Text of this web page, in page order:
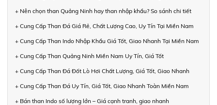
+ Nên chọn than Quảng Ninh hay than nhập khẩu? So sánh chi tiết
+ Cung Cấp Than Đá Giá Rẻ, Chất Lượng Cao, Uy Tín Tại Miền Nam
+ Cung Cấp Than Indo Nhập Khẩu Giá Tốt, Giao Nhanh Tại Miền Nam
+ Cung Cấp Than Quảng Ninh Miền Nam Uy Tín, Giá Tốt
+ Cung Cấp Than Đá Đốt Lò Hơi Chất Lượng, Giá Tốt, Giao Nhanh
+ Cung Cấp Than Đá Uy Tín, Giá Tốt, Giao Nhanh Toàn Miền Nam
+ Bán than Indo số lượng lớn – Giá cạnh tranh, giao nhanh